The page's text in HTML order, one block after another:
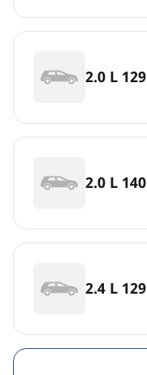
2.0 L 129
2.0 L 140
2.4 L 129